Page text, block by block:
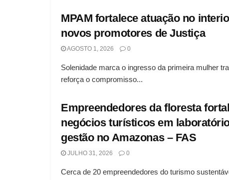
MPAM fortalece atuação no
novos promotores de Justiça
AGOSTO 1, 2026 0
Solenidade marca o ingresso da primeira mulher
reforça o compromisso...
Empreendedores da floresta
negócios turísticos em
gestão no Amazonas – FAS
JULHO 31, 2026 0
Cerca de 20 empreendedores do turismo